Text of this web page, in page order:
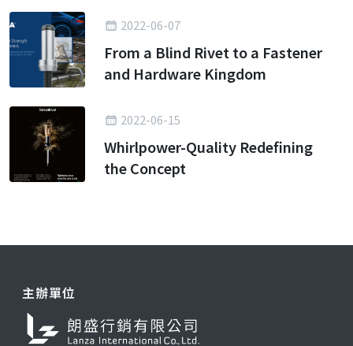
2022-06-07
From a Blind Rivet to a Fastener
and Hardware Kingdom
2022-06-15
Whirlpower-Quality Redefining
the Concept
主辦單位